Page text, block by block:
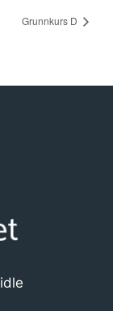
Grunnkurs D